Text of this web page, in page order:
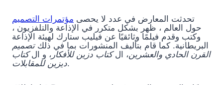
تحدثت المعارض في عدد لا يحصى مؤتمرات التصميم
حول العالم ، ظهر بشكل متكرر في الإذاعة والتلفزيون ،
وكتب وقدم فيلمًا وثائقيًا عن فيليب ستارك لهيئة الإذاعة
البريطانية. كما قام بتأليف المنشورات بما في ذلكتصميم
القرن الحادي والعشرين، الكتاب دزين للأفكار ، و الكتاب
ديزين للمقابلات.